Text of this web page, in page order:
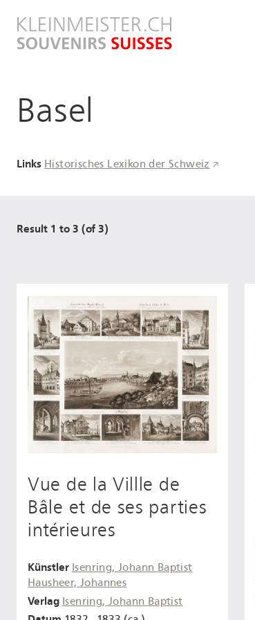
zum
Inhalt
Basel
Links Historisches Lexikon der Schweiz
Result 1 to 3 (of 3)
Vue de la Villle de
Bâle et de ses parties
intérieures
Künstler Isenring, Johann Baptist
Hausheer, Johannes
Verlag Isenring, Johann Baptist